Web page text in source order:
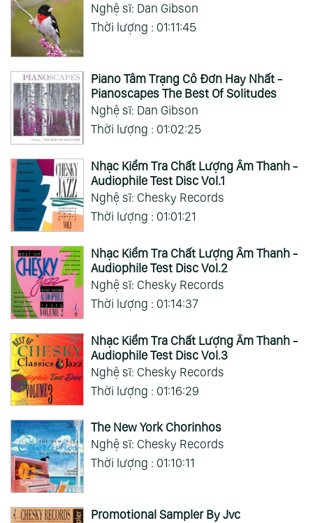
Nghệ sĩ: Dan Gibson
Thời lượng : 01:11:45
Piano Tâm Trạng Cô Đơn Hay Nhất -
Pianoscapes The Best Of Solitudes
Nghệ sĩ: Dan Gibson
Thời lượng : 01:02:25
Nhạc Kiểm Tra Chất Lượng Âm Thanh -
Audiophile Test Disc Vol.1
Nghệ sĩ: Chesky Records
Thời lượng : 01:01:21
Nhạc Kiểm Tra Chất Lượng Âm Thanh -
Audiophile Test Disc Vol.2
Nghệ sĩ: Chesky Records
Thời lượng : 01:14:37
Nhạc Kiểm Tra Chất Lượng Âm Thanh -
Audiophile Test Disc Vol.3
Nghệ sĩ: Chesky Records
Thời lượng : 01:16:29
The New York Chorinhos
Nghệ sĩ: Chesky Records
Thời lượng : 01:10:11
Promotional Sampler By Jvc